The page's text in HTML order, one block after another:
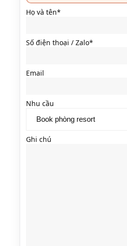
Họ và tên*
Số điện thoại / Zalo*
Email
Nhu cầu
Ghi chú